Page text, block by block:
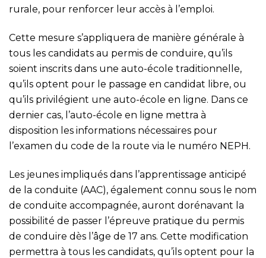
rurale, pour renforcer leur accès à l’emploi.
Cette mesure s’appliquera de manière générale à
tous les candidats au permis de conduire, qu’ils
soient inscrits dans une auto-école traditionnelle,
qu’ils optent pour le passage en candidat libre, ou
qu’ils privilégient une auto-école en ligne. Dans ce
dernier cas, l’auto-école en ligne mettra à
disposition les informations nécessaires pour
l’examen du code de la route via le numéro NEPH.
Les jeunes impliqués dans l’apprentissage anticipé
de la conduite (AAC), également connu sous le nom
de conduite accompagnée, auront dorénavant la
possibilité de passer l’épreuve pratique du permis
de conduire dès l’âge de 17 ans. Cette modification
permettra à tous les candidats, qu’ils optent pour la